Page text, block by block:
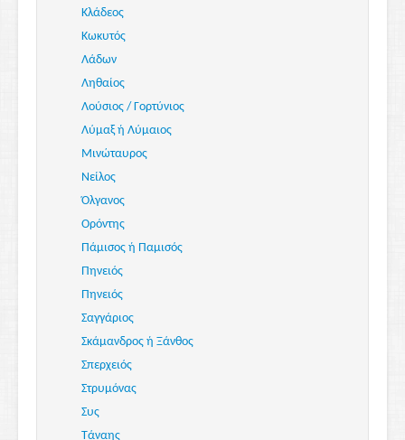
Κλάδεος
Κωκυτός
Λάδων
Ληθαίος
Λούσιος / Γορτύνιος
Λύμαξ ή Λύμαιος
Μινώταυρος
Νείλος
Όλγανος
Ορόντης
Πάμισος ή Παμισός
Πηνειός
Πηνειός
Σαγγάριος
Σκάμανδρος ή Ξάνθος
Σπερχειός
Στρυμόνας
Συς
Τάναης